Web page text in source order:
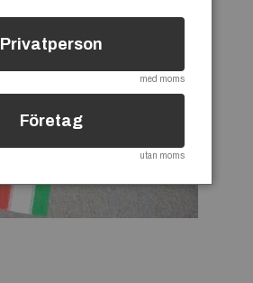
Privatperson
med moms
Företag
utan moms